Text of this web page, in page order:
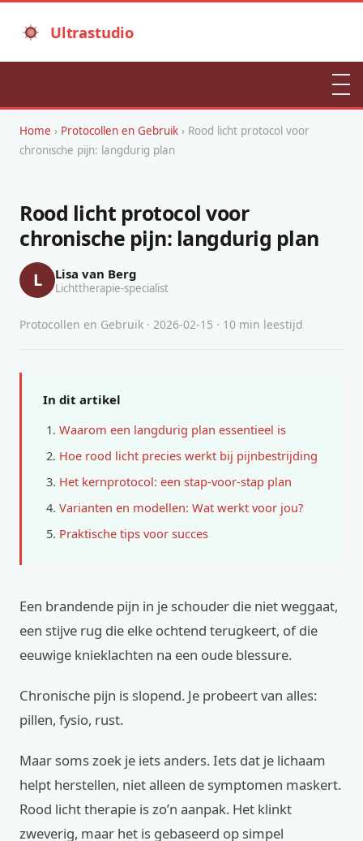
Ultrastudio
Home › Protocollen en Gebruik › Rood licht protocol voor
chronische pijn: langdurig plan
Rood licht protocol voor
chronische pijn: langdurig plan
L Lisa van Berg
Lichttherapie-specialist
Protocollen en Gebruik · 2026-02-15 · 10 min leestijd
In dit artikel
Waarom een langdurig plan essentieel is
Hoe rood licht precies werkt bij pijnbestrijding
Het kernprotocol: een stap-voor-stap plan
Varianten en modellen: Wat werkt voor jou?
Praktische tips voor succes
Een brandende pijn in je schouder die niet weggaat,
een stijve rug die elke ochtend terugkeert, of die
eeuwige knieklachten na een oude blessure.
Chronische pijn is slopend. Je probeert van alles:
pillen, fysio, rust.
Maar soms zoek je iets anders. Iets dat je lichaam
helpt herstellen, niet alleen de symptomen maskert.
Rood licht therapie is zo’n aanpak. Het klinkt
zweverig, maar het is gebaseerd op simpel